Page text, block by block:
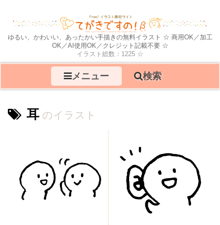
ゆるい、かわいい、あったかい手描きの無料イラスト ☆ 商用OK／加工
OK／AI使用OK／クレジット記載不要 ☆
イラスト総数：1225 ☆
メニュー 検索
耳